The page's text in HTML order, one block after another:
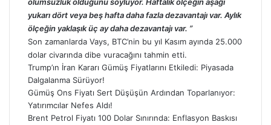
yukarı dört veya beş hafta daha fazla dezavantajı var. Aylık
ölçeğin yaklaşık üç ay daha dezavantajı var. ”
Son zamanlarda Vays, BTC’nin bu yıl Kasım ayında 25.000
dolar civarında dibe vuracağını tahmin etti.
Trump’ın İran Kararı Gümüş Fiyatlarını Etkiledi: Piyasada
Dalgalanma Sürüyor!
Gümüş Ons Fiyatı Sert Düşüşün Ardından Toparlanıyor:
Yatırımcılar Nefes Aldı!
Brent Petrol Fiyatı 100 Dolar Sınırında: Enflasyon Baskısı